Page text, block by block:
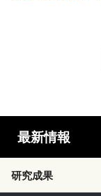
最新情報
研究成果